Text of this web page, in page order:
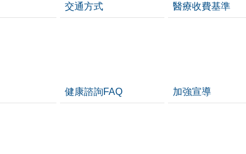
交通方式 醫療收費基準
健康諮詢FAQ 加強宣導